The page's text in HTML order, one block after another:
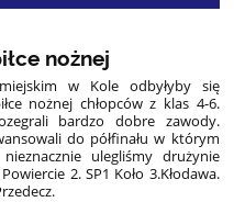
nożnej
w Kole odbyłyby się
nożnej chłopców z klas 4-6.
bardzo dobre zawody.
do półfinału w którym
ulegliśmy drużynie
2. SP1 Koło 3.Kłodawa.